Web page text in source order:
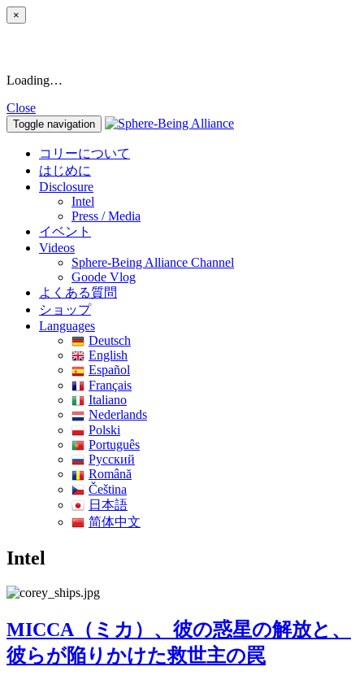
×
Loading…
Close
Toggle navigation
コリーについて
はじめに
Disclosure
Intel
Press / Media
イベント
Videos
Sphere-Being Alliance Channel
Goode Vlog
よくある質問
ショップ
Languages
Deutsch
English
Español
Français
Italiano
Nederlands
Polski
Português
Pусский
Română
Čeština
日本語
简体中文
Intel
MICCA（ミカ）、彼の惑星の解放と、
彼らが陥りかけた救世主の罠